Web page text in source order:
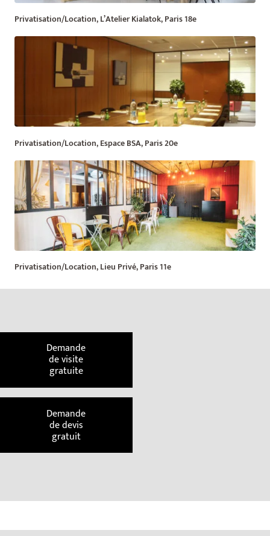
Privatisation/Location, L’Atelier Kialatok, Paris 18e
Privatisation/Location, Espace BSA, Paris 20e
Privatisation/Location, Lieu Privé, Paris 11e
Demande
de visite
gratuite
Demande
de devis
gratuit